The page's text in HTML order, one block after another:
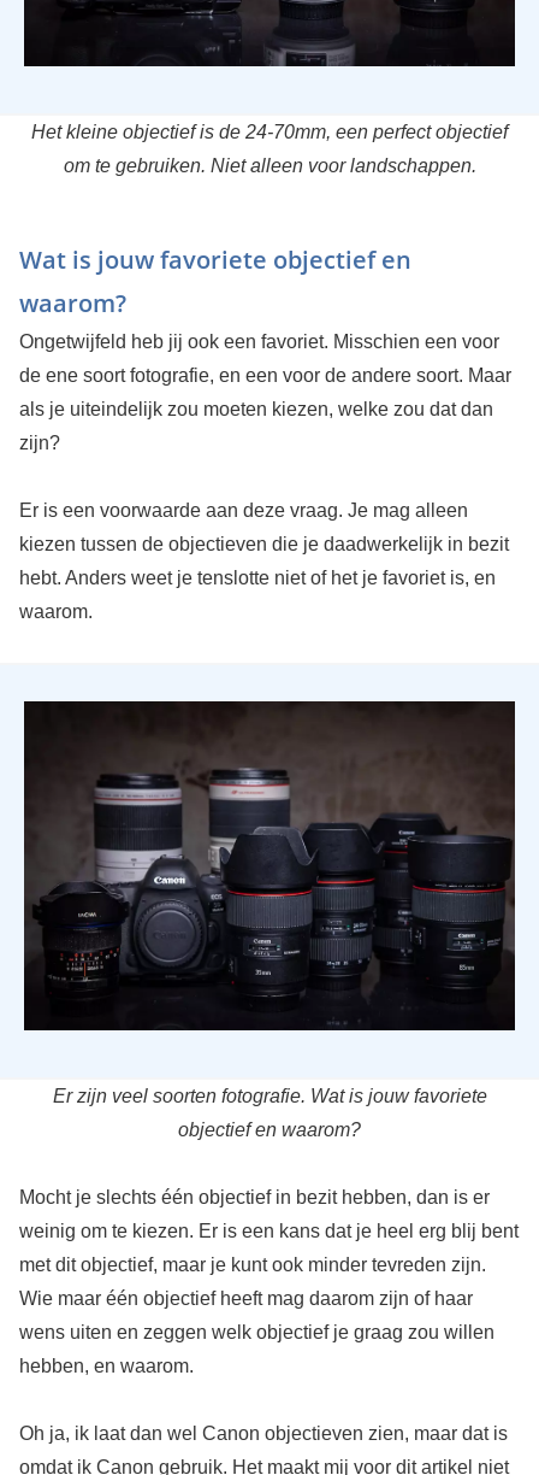
Het kleine objectief is de 24-70mm, een perfect objectief
om te gebruiken. Niet alleen voor landschappen.
Wat is jouw favoriete objectief en
waarom?
Ongetwijfeld heb jij ook een favoriet. Misschien een voor
de ene soort fotografie, en een voor de andere soort. Maar
als je uiteindelijk zou moeten kiezen, welke zou dat dan
zijn?
Er is een voorwaarde aan deze vraag. Je mag alleen
kiezen tussen de objectieven die je daadwerkelijk in bezit
hebt. Anders weet je tenslotte niet of het je favoriet is, en
waarom.
Er zijn veel soorten fotografie. Wat is jouw favoriete
objectief en waarom?
Mocht je slechts één objectief in bezit hebben, dan is er
weinig om te kiezen. Er is een kans dat je heel erg blij bent
met dit objectief, maar je kunt ook minder tevreden zijn.
Wie maar één objectief heeft mag daarom zijn of haar
wens uiten en zeggen welk objectief je graag zou willen
hebben, en waarom.
Oh ja, ik laat dan wel Canon objectieven zien, maar dat is
omdat ik Canon gebruik. Het maakt mij voor dit artikel niet